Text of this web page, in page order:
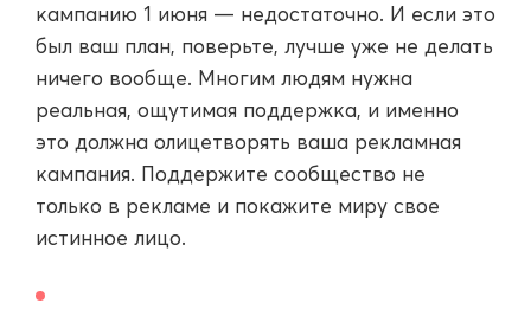
кампанию 1 июня — недостаточно. И если это
был ваш план, поверьте, лучше уже не делать
ничего вообще. Многим людям нужна
реальная, ощутимая поддержка, и именно
это должна олицетворять ваша рекламная
кампания. Поддержите сообщество не
только в рекламе и покажите миру свое
истинное лицо.